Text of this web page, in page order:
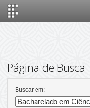
Página de Busca
Buscar em: